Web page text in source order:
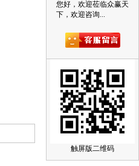
您好，欢迎莅临众赢天
下，欢迎咨询...
触屏版二维码